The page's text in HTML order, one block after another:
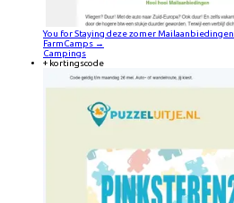
You for Staying deze zomer Mailaanbiedingen
FarmCamps →
Campings
+ kortingscode